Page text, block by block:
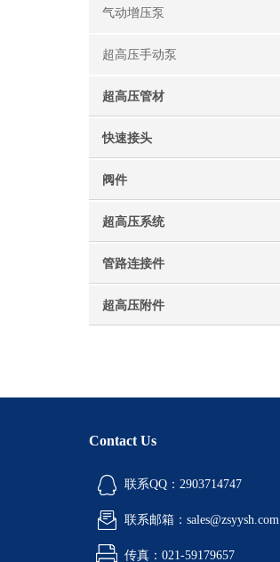
气动增压泵
超高压手动泵
超高压管材
快速接头
阀件
超高压系统
管路连接件
超高压附件
Contact Us
联系QQ：2903714747
联系邮箱：sales@zsyysh.com
传真：021-59179657